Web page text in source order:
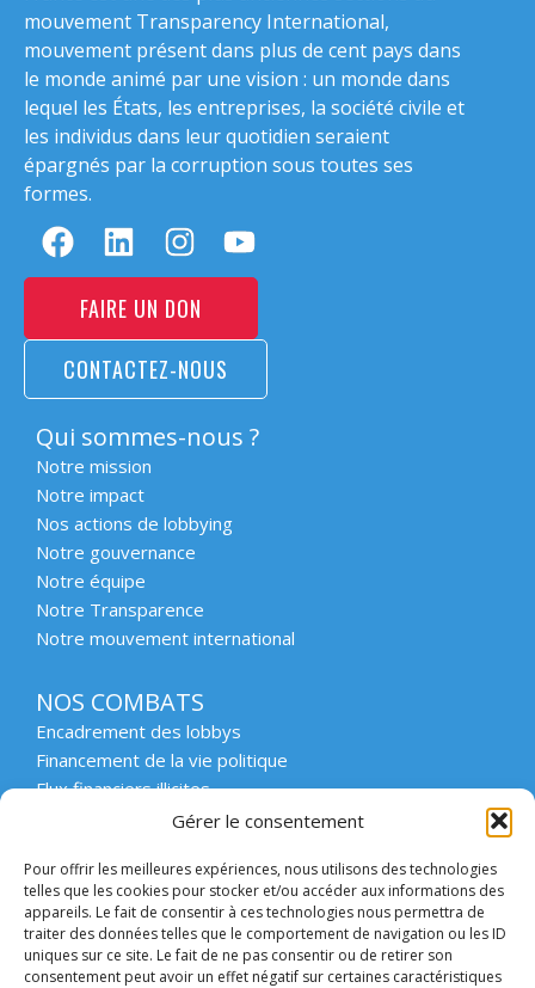
Gérer le consentement
Pour offrir les meilleures expériences, nous utilisons des technologies
telles que les cookies pour stocker et/ou accéder aux informations des
appareils. Le fait de consentir à ces technologies nous permettra de
traiter des données telles que le comportement de navigation ou les ID
uniques sur ce site. Le fait de ne pas consentir ou de retirer son
consentement peut avoir un effet négatif sur certaines caractéristiques
mouvement Transparency International,
mouvement présent dans plus de cent pays dans
le monde animé par une vision : un monde dans
lequel les États, les entreprises, la société civile et
les individus dans leur quotidien seraient
épargnés par la corruption sous toutes ses
formes.
FAIRE UN DON
CONTACTEZ-NOUS
Qui sommes-nous ?
Notre mission
Notre impact
Nos actions de lobbying
Notre gouvernance
Notre équipe
Notre Transparence
Notre mouvement international
NOS COMBATS
Encadrement des lobbys
Financement de la vie politique
Flux financiers illicites
Intégrité et transparence du secteur privé
Protection des lanceurs d’alerte
Affaires emblématiques
Etat de droit et démocratie